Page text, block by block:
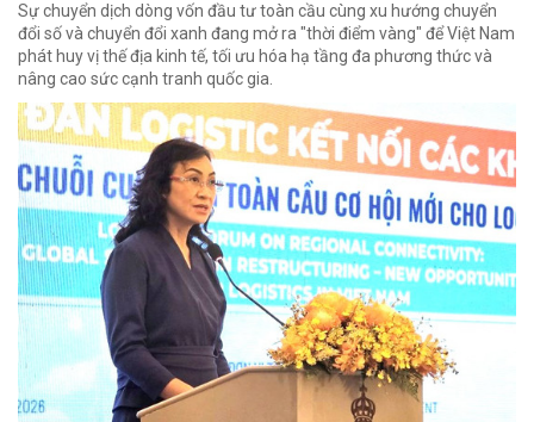
Sự chuyển dịch dòng vốn đầu tư toàn cầu cùng xu hướng chuyển
đổi số và chuyển đổi xanh đang mở ra "thời điểm vàng" để Việt Nam
phát huy vị thế địa kinh tế, tối ưu hóa hạ tầng đa phương thức và
nâng cao sức cạnh tranh quốc gia.